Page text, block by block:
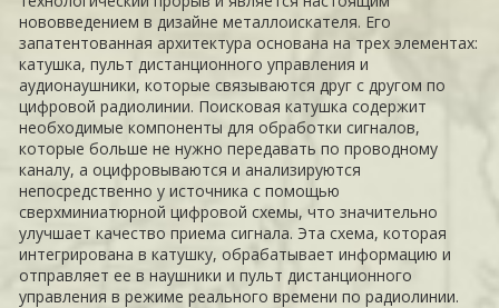
нововведением в дизайне металлоискателя. Его
запатентованная архитектура основана на трех элементах:
катушка, пульт дистанционного управления и
аудионаушники, которые связываются друг с другом по
цифровой радиолинии. Поисковая катушка содержит
необходимые компоненты для обработки сигналов,
которые больше не нужно передавать по проводному
каналу, а оцифровываются и анализируются
непосредственно у источника с помощью
сверхминиатюрной цифровой схемы, что значительно
улучшает качество приема сигнала. Эта схема, которая
интегрирована в катушку, обрабатывает информацию и
отправляет ее в наушники и пульт дистанционного
управления в режиме реального времени по радиолинии.